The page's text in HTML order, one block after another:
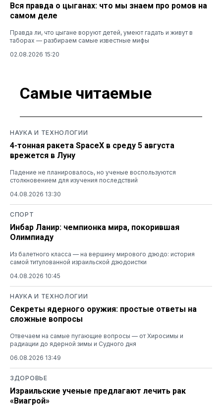
Вся правда о цыганах: что мы знаем про ромов на
самом деле
Правда ли, что цыгане воруют детей, умеют гадать и живут в
таборах — разбираем самые известные мифы
02.08.2026 15:20
Самые читаемые
НАУКА И ТЕХНОЛОГИИ
4-тонная ракета SpaceX в среду 5 августа
врежется в Луну
Падение не планировалось, но ученые воспользуются
столкновением для изучения последствий
04.08.2026 13:30
СПОРТ
Инбар Ланир: чемпионка мира, покорившая
Олимпиаду
Из балетного класса — на вершину мирового дзюдо: история
самой титулованной израильской дзюдоистки
04.08.2026 10:45
НАУКА И ТЕХНОЛОГИИ
Секреты ядерного оружия: простые ответы на
сложные вопросы
Отвечаем на самые пугающие вопросы — от Хиросимы и
радиации до ядерной зимы и Судного дня
06.08.2026 13:49
ЗДОРОВЬЕ
Израильские ученые предлагают лечить рак
«Виагрой»